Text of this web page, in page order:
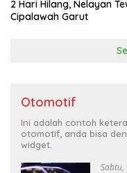
2 Hari Hilang, Nelayan
Cipalawah Garut
Otomotif
Ini adalah contoh
otomotif, anda bisa
widget.